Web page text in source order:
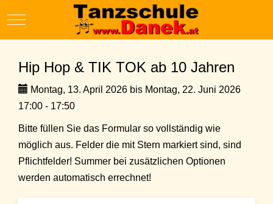
Mobile Menu Toggle
Hip Hop & TIK TOK ab 10 Jahren
Montag, 13. April 2026 bis Montag, 22. Juni 2026
17:00 - 17:50
Bitte füllen Sie das Formular so vollständig wie
möglich aus. Felder die mit Stern markiert sind, sind
Pflichtfelder! Summer bei zusätzlichen Optionen
werden automatisch errechnet!